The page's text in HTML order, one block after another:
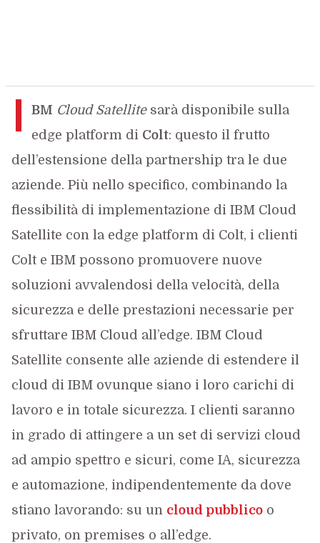
I BM Cloud Satellitesarà disponibile sulla
edge platform di Colt: questo il frutto
dell’estensione della partnership tra le due
aziende. Più nello specifico, combinando la
flessibilità di implementazione di IBM Cloud
Satellite con la edge platform di Colt, i clienti
Colt e IBM possono promuovere nuove
soluzioni avvalendosi della velocità, della
sicurezza e delle prestazioni necessarie per
sfruttare IBM Cloud all’edge. IBM Cloud
Satellite consente alle aziende di estendere il
cloud di IBM ovunque siano i loro carichi di
lavoro e in totale sicurezza. I clienti saranno
in grado di attingere a un set di servizi cloud
ad ampio spettro e sicuri, come IA, sicurezza
e automazione, indipendentemente da dove
stiano lavorando: su un cloud pubblicoo
privato, on premises o all’edge.